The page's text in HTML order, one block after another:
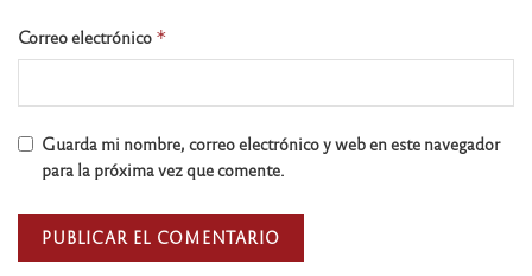
Correo electrónico *
Guarda mi nombre, correo electrónico y web en este navegador
para la próxima vez que comente.